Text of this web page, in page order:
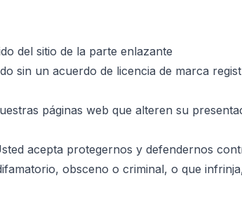
del sitio de la parte enlazante
sin un acuerdo de licencia de marca
páginas web que alteren su
acepta protegernos y defendernos
obsceno o criminal, o que